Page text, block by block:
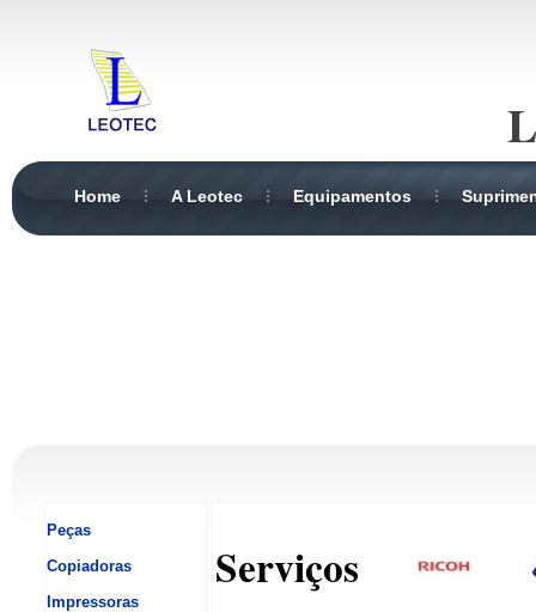
Home A Leotec Equipamentos
Peças
Copiadoras
Impressoras
Serviços